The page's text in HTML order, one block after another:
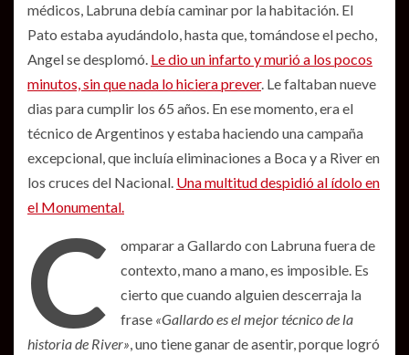
médicos, Labruna debía caminar por la habitación. El
Pato estaba ayudándolo, hasta que, tomándose el pecho,
Angel se desplomó. Le dio un infarto y murió a los pocos
minutos, sin que nada lo hiciera prever. Le faltaban nueve
dias para cumplir los 65 años. En ese momento, era el
técnico de Argentinos y estaba haciendo una campaña
excepcional, que incluía eliminaciones a Boca y a River en
los cruces del Nacional. Una multitud despidió al ídolo en
el Monumental.
C
omparar a Gallardo con Labruna fuera de
contexto, mano a mano, es imposible. Es
cierto que cuando alguien descerraja la
frase «Gallardo es el mejor técnico de la
historia de River», uno tiene ganar de asentir, porque logró